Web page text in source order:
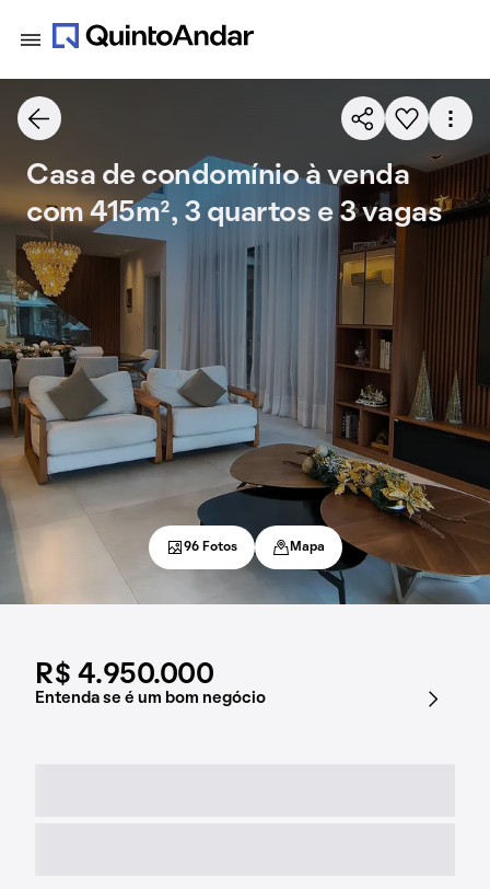
R$ 4.950.000
Entenda se é um bom negócio
Casa de condomínio à venda
com 415m², 3 quartos e 3 vagas
96 Fotos Mapa